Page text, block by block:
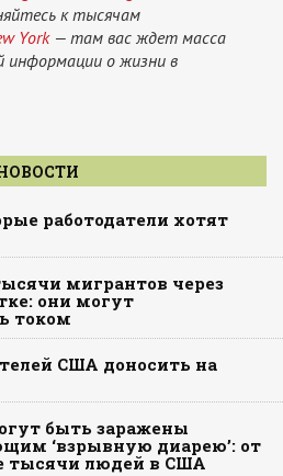
к тысячам
York— там вас ждет масса
информации о жизни в
работодатели хотят
мигрантов через
они могут
током
США доносить на
быть заражены
‘взрывную диарею’: от
тысячи людей в США